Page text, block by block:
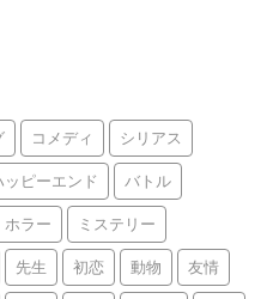
コメディ シリアス
ッピーエンド バトル
ホラー ミステリー
先生 初恋 動物 友情